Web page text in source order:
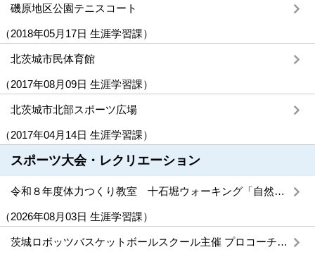
磯原地区公園テニスコート
（2018年05月17日 生涯学習課）
北茨城市民体育館
（2017年08月09日 生涯学習課）
北茨城市北部スポーツ広場
（2017年04月14日 生涯学習課）
スポーツ大会・レクリエーション
令和８年度体力つくり教室 十石堀ウォーキング「自然体験活動を通じた郷土教育」を実施します。
（2026年08月03日 生涯学習課）
茨城ロボッツバスケットボールスクール主催 プロコーチによるバスケットボールクリニックが開催されます！